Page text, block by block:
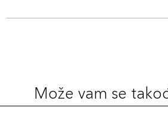
Može vam se